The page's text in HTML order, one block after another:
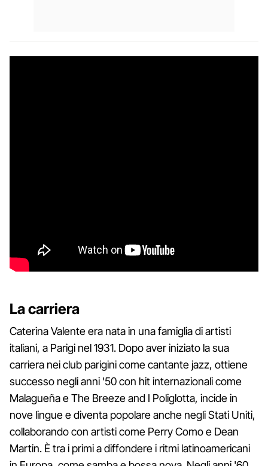
La carriera
Caterina Valente era nata in una famiglia di artisti
italiani, a Parigi nel 1931. Dopo aver iniziato la sua
carriera nei club parigini come cantante jazz, ottiene
successo negli anni '50 con hit internazionali come
Malagueña e The Breeze and I Poliglotta, incide in
nove lingue e diventa popolare anche negli Stati Uniti,
collaborando con artisti come Perry Como e Dean
Martin. È tra i primi a diffondere i ritmi latinoamericani